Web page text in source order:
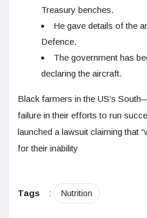
Treasury benches.
He gave details of the
Defence.
The government has
declaring the aircraft.
Black farmers in the US’s
failure in their efforts to run
launched a lawsuit claiming that
for their inability
Tags : Nutrition